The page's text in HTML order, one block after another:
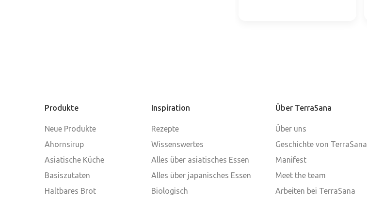
Produkte
Neue Produkte
Ahornsirup
Asiatische Küche
Basiszutaten
Haltbares Brot
Inspiration
Rezepte
Wissenswertes
Alles über asiatisches Essen
Alles über japanisches Essen
Biologisch
Über TerraSana
Über uns
Geschichte von TerraSana
Manifest
Meet the team
Arbeiten bei TerraSana